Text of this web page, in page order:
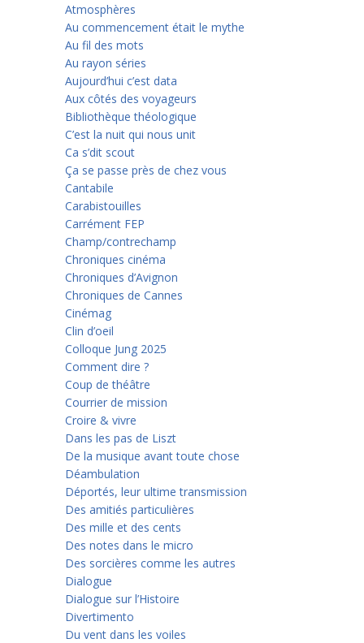
Atmosphères
Au commencement était le mythe
Au fil des mots
Au rayon séries
Aujourd’hui c’est data
Aux côtés des voyageurs
Bibliothèque théologique
C’est la nuit qui nous unit
Ca s’dit scout
Ça se passe près de chez vous
Cantabile
Carabistouilles
Carrément FEP
Champ/contrechamp
Chroniques cinéma
Chroniques d’Avignon
Chroniques de Cannes
Cinémag
Clin d’oeil
Colloque Jung 2025
Comment dire ?
Coup de théâtre
Courrier de mission
Croire & vivre
Dans les pas de Liszt
De la musique avant toute chose
Déambulation
Déportés, leur ultime transmission
Des amitiés particulières
Des mille et des cents
Des notes dans le micro
Des sorcières comme les autres
Dialogue
Dialogue sur l’Histoire
Divertimento
Du vent dans les voiles